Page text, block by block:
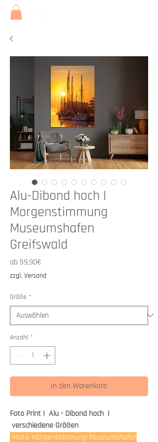
Alu-Dibond hoch I
Morgenstimmung
Museumshafen
Greifswald
ab 59,90€Sale-
Preis
zzgl. Versand
Größe *
Anzahl *
In den Warenkorb
Foto Print I Alu - Dibond hoch I
verschiedene Größen
Motiv Morgenstimmung Museumshafen